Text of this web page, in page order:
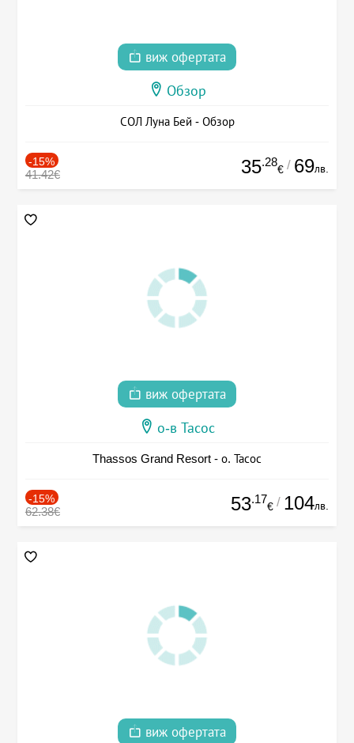
виж офертата
Обзор
СОЛ Луна Бей - Обзор
-15%
41.42€ 35.28
€ / 69лв.
виж офертата
о-в Тасос
Thassos Grand Resort - о. Тасос
-15%
62.38€ 53.17
€ / 104лв.
виж офертата